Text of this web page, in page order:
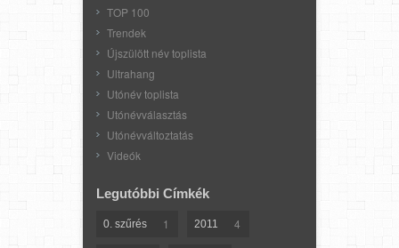
TOP 100
Trendek
Újszülött név toplista
Ultrahang
Utónév toplista
Utónévválasztás
Utónévváltoztatás
Videók
Legutóbbi Címkék
0. szűrés 1 2011 4